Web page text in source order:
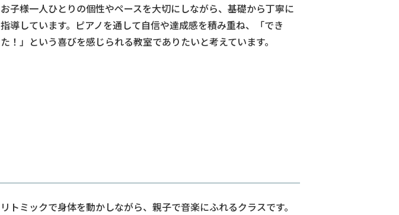
お子様一人ひとりの個性やペースを大切にしながら、基礎から丁寧に
指導しています。ピアノを通して自信や達成感を積み重ね、「でき
た！」という喜びを感じられる教室でありたいと考えています。
リトミックで身体を動かしながら、親子で音楽にふれるクラスです。